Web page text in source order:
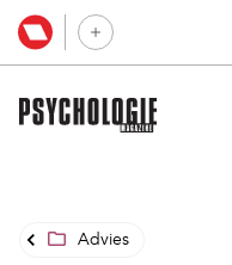
Advies